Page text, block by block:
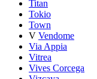
Titan
Tokio
Town
V Vendome
Via Appia
Vitrea
Vives Corcega